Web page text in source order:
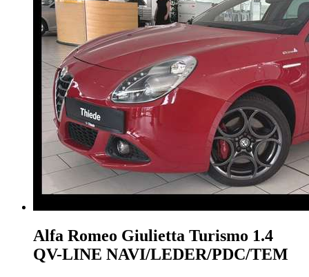
Alfa Romeo Giulietta Turismo 1.4
QV-LINE NAVI/LEDER/PDC/TEM